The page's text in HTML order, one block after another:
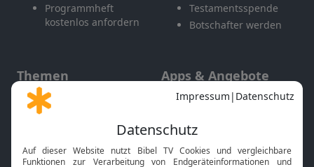
Programmheft
kostenlos anfordern
Testamentsspende
Botschafter werden
Themen
Gott und Bibel erklärt
Neuigkeiten
Apps & Angebote
Mobile App
Smart TV